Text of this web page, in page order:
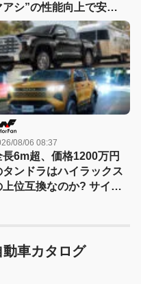
アシ”の性能向上で安心
さらにアップ
08/06 08:37
長6m超、価格1200万円
タンドラはハイラックス
上位互換なのか? サイ
底比較】
車カタログ